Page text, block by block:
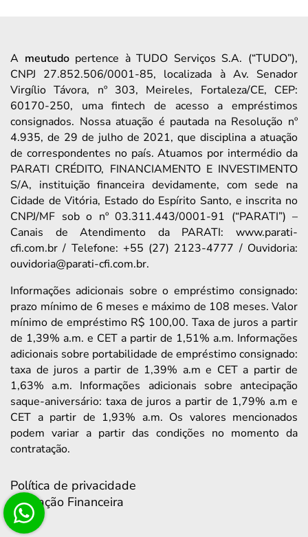
A meutudopertence à TUDO Serviços S.A. (“TUDO”),
CNPJ 27.852.506/0001-85, localizada à Av. Senador
Virgílio Távora, nº 303, Meireles, Fortaleza/CE, CEP:
60170-250, uma fintech de acesso a empréstimos
consignados. Nossa atuação é pautada na Resolução nº
4.935, de 29 de julho de 2021, que disciplina a atuação
de correspondentes no país. Atuamos por intermédio da
PARATI CRÉDITO, FINANCIAMENTO E INVESTIMENTO
S/A, instituição financeira devidamente, com sede na
Cidade de Vitória, Estado do Espírito Santo, e inscrita no
CNPJ/MF sob o nº 03.311.443/0001-91 (“PARATI”) –
Canais de Atendimento da PARATI: www.parati-
cfi.com.br / Telefone: +55 (27) 2123-4777 / Ouvidoria:
ouvidoria@parati-cfi.com.br.
Informações adicionais sobre o empréstimo consignado:
prazo mínimo de 6 meses e máximo de 108 meses. Valor
mínimo de empréstimo R$ 100,00. Taxa de juros a partir
de 1,39% a.m. e CET a partir de 1,51% a.m. Informações
adicionais sobre portabilidade de empréstimo consignado:
taxa de juros a partir de 1,39% a.m e CET a partir de
1,63% a.m. Informações adicionais sobre antecipação
saque-aniversário: taxa de juros a partir de 1,79% a.m e
CET a partir de 1,93% a.m. Os valores mencionados
podem variar a partir das condições no momento da
contratação.
Política de privacidade
Educação Financeira